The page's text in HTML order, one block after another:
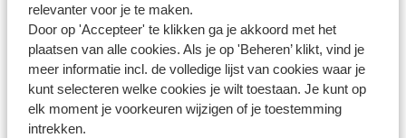
relevanter voor je te maken.
Door op 'Accepteer' te klikken ga je akkoord met het
plaatsen van alle cookies. Als je op 'Beheren’ klikt, vind je
meer informatie incl. de volledige lijst van cookies waar je
kunt selecteren welke cookies je wilt toestaan. Je kunt op
elk moment je voorkeuren wijzigen of je toestemming
intrekken.
Naast de algemene handbagageregels hanteren
luchtvaartmaatschappijen eigen regels met betrekking tot
de grootte en het gewicht van jouw handbagage. Meer
informatie per luchtvaartmaatschappij vind jehier